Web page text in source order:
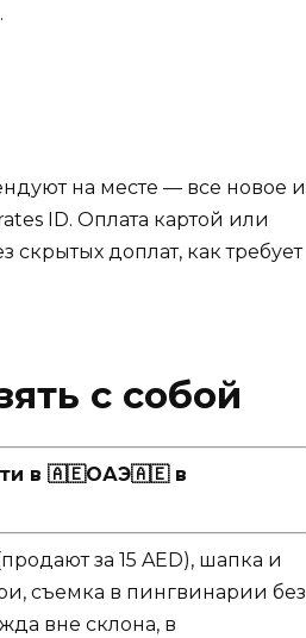
на месте — все новое и
ID. Оплата картой или
доплат, как требует
с собой
в 🇦🇪ОАЭ🇦🇪 в
за 15 AED), шапка и
съемка в пингвинарии без
вне склона, в